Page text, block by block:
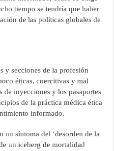
tiempo se tendría que haber
de las políticas globales de
y secciones de la profesión
éticas, coercitivas y mal
de inyecciones y los pasaportes
de la práctica médica ética
informado.
un síntoma del ‘desorden de la
un iceberg de mortalidad